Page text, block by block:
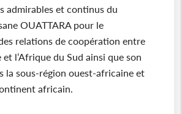
admirables et continus du
OUATTARA pour le
relations de coopération entre
et l’Afrique du Sud ainsi que son
la sous-région ouest-africaine et
africain.